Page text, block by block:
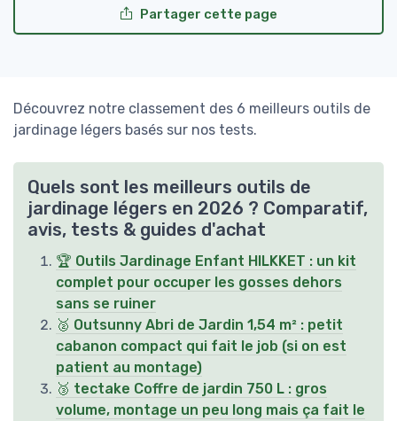
Partager cette page
Découvrez notre classement des 6 meilleurs outils de
jardinage légers basés sur nos tests.
Quels sont les meilleurs outils de
jardinage légers en 2026 ? Comparatif,
avis, tests & guides d'achat
🏆 Outils Jardinage Enfant HILKKET : un kit
complet pour occuper les gosses dehors
sans se ruiner
🥈 Outsunny Abri de Jardin 1,54 m² : petit
cabanon compact qui fait le job (si on est
patient au montage)
🥉 tectake Coffre de jardin 750 L : gros
volume, montage un peu long mais ça fait le